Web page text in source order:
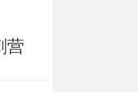
营